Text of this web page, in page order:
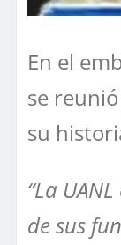
En el
se
su
“La
de sus